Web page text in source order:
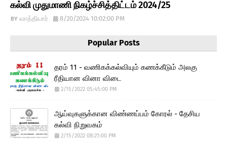
கல்வி முதுமாணி நிகழ்ச்சித்திட்டம் 2024/25
வாத்தியார் 8/20/2024 10:02:00 PM
Popular Posts
தரம் 11 - வணிகக்கல்வியும் கணக்கீடும் அலகு
ரீதியான வினா விடை
2/15/2022 05:45:00 PM
ஆய்வுகளுக்கான விண்ணப்பம் கோரல் - தேசிய
கல்வி நிறுவகம்
2/15/2022 08:21:00 PM